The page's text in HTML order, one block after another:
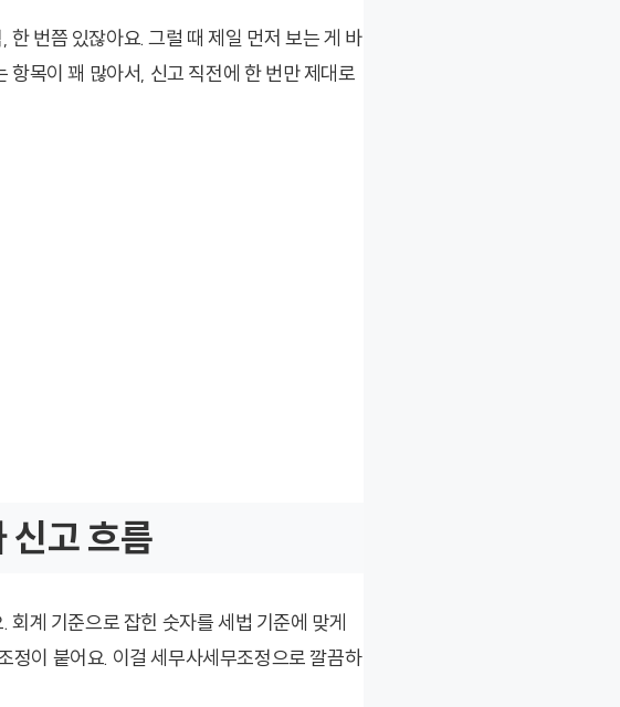
번쯤 있잖아요. 그럴 때 제일 먼저 보는 게 바
목이 꽤 많아서, 신고 직전에 한 번만 제대로
신고 흐름
계 기준으로 잡힌 숫자를 세법 기준에 맞게
정이 붙어요. 이걸 세무사세무조정으로 깔끔하